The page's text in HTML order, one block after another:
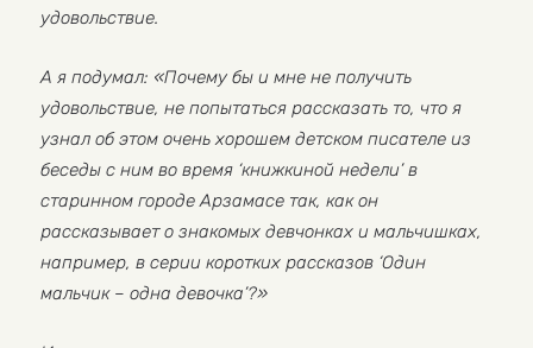
удовольствие.
А я подумал: «Почему бы и мне не получить
удовольствие, не попытаться рассказать то, что я
узнал об этом очень хорошем детском писателе из
беседы с ним во время ‘книжкиной недели’ в
старинном городе Арзамасе так, как он
рассказывает о знакомых девчонках и мальчишках,
например, в серии коротких рассказов ‘Один
мальчик – одна девочка’?»